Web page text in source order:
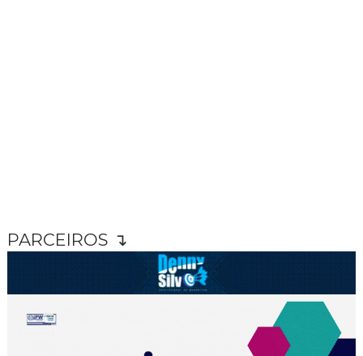
PARCEIROS ↴